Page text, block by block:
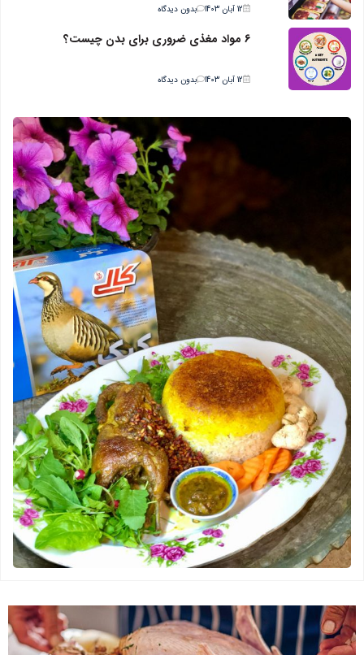
12 آبان 1403 بدون دیدگاه
6 مواد مغذی ضروری برای بدن چیست؟
12 آبان 1403 بدون دیدگاه